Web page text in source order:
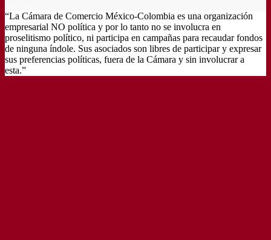
“La Cámara de Comercio México-Colombia es una organización
empresarial NO política y por lo tanto no se involucra en
proselitismo político, ni participa en campañas para recaudar fondos
de ninguna índole. Sus asociados son libres de participar y expresar
sus preferencias políticas, fuera de la Cámara y sin involucrar a
esta.”